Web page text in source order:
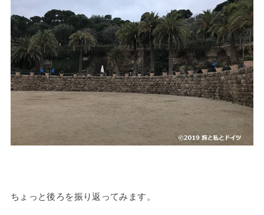
ちょっと後ろを振り返ってみます。